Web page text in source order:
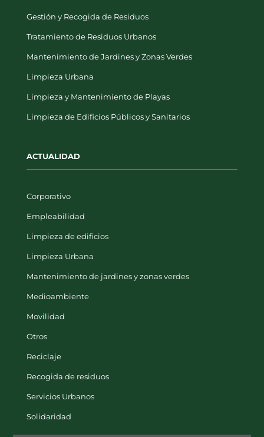
Gestión y Recogida de Residuos
Tratamiento de Residuos Urbanos
Mantenimiento de Jardines y Zonas Verdes
Limpieza Urbana
Limpieza y Mantenimiento de Playas
Limpieza de Edificios Públicos y Sanitarios
ACTUALIDAD
Corporativo
Empleabilidad
Limpieza de edificios
Limpieza Urbana
Mantenimiento de jardines y zonas verdes
Medioambiente
Movilidad
Otros
Reciclaje
Recogida de residuos
Servicios Urbanos
Solidaridad